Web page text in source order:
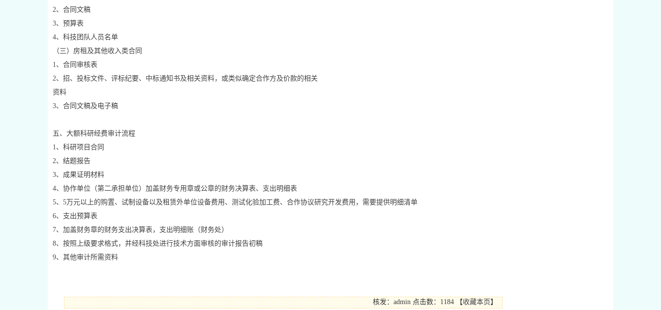
2、合同文稿
3、预算表
4、科技团队人员名单
（三）房租及其他收入类合同
1、合同审核表
2、招、投标文件、评标纪要、中标通知书及相关资料，或类似确定合作方及价款的相关
资料
3、合同文稿及电子稿
五、大额科研经费审计流程
1、科研项目合同
2、结题报告
3、成果证明材料
4、协作单位（第二承担单位）加盖财务专用章或公章的财务决算表、支出明细表
5、5万元以上的购置、试制设备以及租赁外单位设备费用、测试化验加工费、合作协议研究开发费用，需要提供明细清单
6、支出预算表
7、加盖财务章的财务支出决算表，支出明细账（财务处）
8、按照上级要求格式，并经科技处进行技术方面审核的审计报告初稿
9、其他审计所需资料
核发：admin 点击数：1184 【收藏本页 】